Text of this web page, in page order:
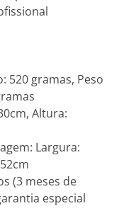
520 gramas, Peso
Altura:
Largura:
(3 meses de
especial